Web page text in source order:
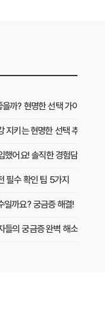
까? 현명한 선택 가이드
키는 현명한 선택 추천
했어요! 솔직한 경험담
필수 확인 팁 5가지
일까요? 궁금증 해결!
들의 궁금증 완벽 해소